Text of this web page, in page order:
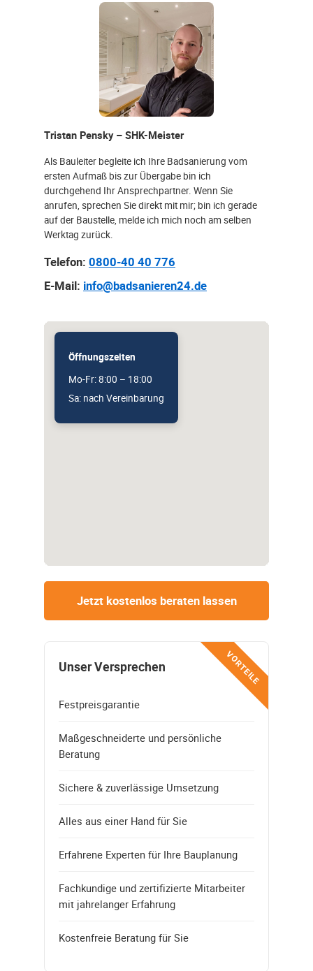
Tristan Pensky – SHK-Meister
Als Bauleiter begleite ich Ihre Badsanierung vom
ersten Aufmaß bis zur Übergabe bin ich
durchgehend Ihr Ansprechpartner. Wenn Sie
anrufen, sprechen Sie direkt mit mir; bin ich gerade
auf der Baustelle, melde ich mich noch am selben
Werktag zurück.
Telefon: 0800-40 40 776
E-Mail: info@badsanieren24.de
Öffnungszeiten
Mo-Fr: 8:00 – 18:00
Sa: nach Vereinbarung
Jetzt kostenlos beraten lassen
VORTEILE
Unser Versprechen
Festpreisgarantie
Maßgeschneiderte und persönliche
Beratung
Sichere & zuverlässige Umsetzung
Alles aus einer Hand für Sie
Erfahrene Experten für Ihre Bauplanung
Fachkundige und zertifizierte Mitarbeiter
mit jahrelanger Erfahrung
Kostenfreie Beratung für Sie